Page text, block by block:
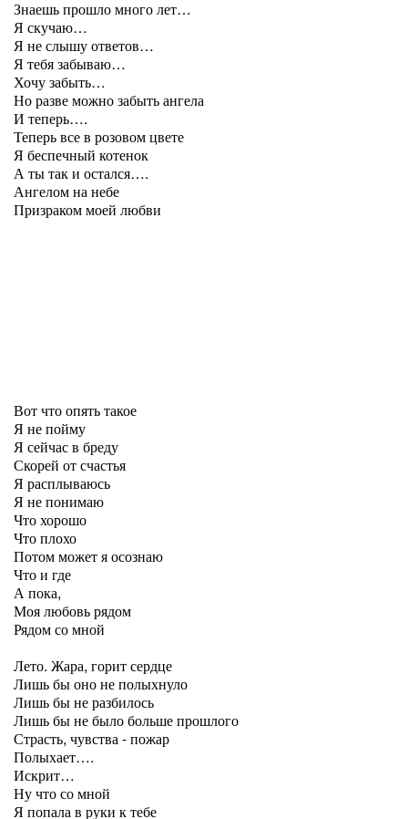
Знаешь прошло много лет…
Я скучаю…
Я не слышу ответов…
Я тебя забываю…
Хочу забыть…
Но разве можно забыть ангела
И теперь….
Теперь все в розовом цвете
Я беспечный котенок
А ты так и остался….
Ангелом на небе
Призраком моей любви
Вот что опять такое
Я не пойму
Я сейчас в бреду
Скорей от счастья
Я расплываюсь
Я не понимаю
Что хорошо
Что плохо
Потом может я осознаю
Что и где
А пока,
Моя любовь рядом
Рядом со мной
Лето. Жара, горит сердце
Лишь бы оно не полыхнуло
Лишь бы не разбилось
Лишь бы не было больше прошлого
Страсть, чувства - пожар
Полыхает….
Искрит…
Ну что со мной
Я попала в руки к тебе